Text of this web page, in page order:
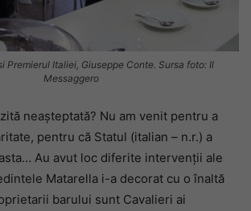
Premierul Italiei, Giuseppe Conte. Sursa foto: Il
Messaggero
neașteptată? Nu am venit pentru a
pentru că Statul (italian – n.r.) a
Au avut loc diferite intervenții ale
Matarella i-a decorat cu o înaltă
barului sunt Cavalieri ai